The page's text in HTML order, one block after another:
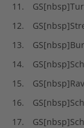
11.
12.
13.
14.
15.
16.
17.